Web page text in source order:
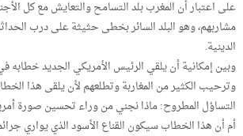
على اعتبار أن المغرب بلد التسامح والتعايش مع كل
مشاربهم، وهو البلد السائر بخطى حثيثة على درب
الدينية.
وبين إمكانية أن يلقي الرئيس الأمريكي الجديد خطابه
وترحيب الكثير من المغاربة وتطلعهم لأن يلقى هذا
التساؤل المطروح: ماذا نجني من وراء تحسين صورة
أم أن هذا الخطاب سيكون القناع الأسود الذي يواري